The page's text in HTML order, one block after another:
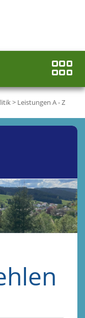
> Leistungen A - Z